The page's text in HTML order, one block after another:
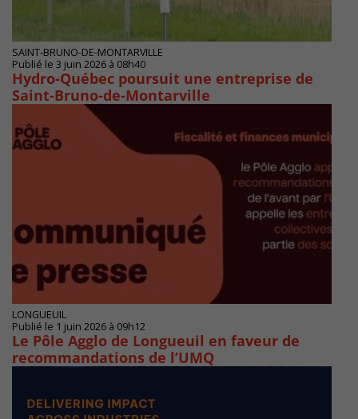
SAINT-BRUNO-DE-MONTARVILLE
Publié le 3 juin 2026 à 08h40
Hydro-Québec poursuit une entreprise de
Saint-Bruno-de-Montarville
LONGUEUIL
Publié le 1 juin 2026 à 09h12
Le Pôle Agglo de Longueuil en faveur de
recommandations de l’UMQ